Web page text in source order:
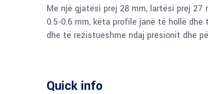
Me një gjatësi prej 28 mm, lartësi prej 27
0.5-0.6 mm, këta profile janë të hollë
dhe të rezistueshme ndaj presionit dhe
Quick info